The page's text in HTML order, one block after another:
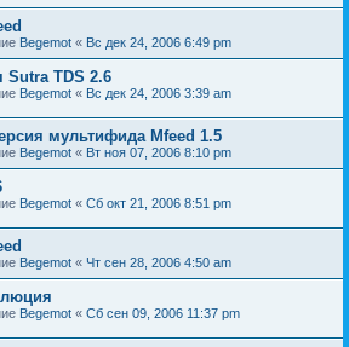
Begemot « Вс дек 24, 2006 6:49 pm
Sutra TDS 2.6
Begemot « Вс дек 24, 2006 3:39 am
мультифида Mfeed 1.5
Begemot « Вт ноя 07, 2006 8:10 pm
Begemot « Сб окт 21, 2006 8:51 pm
Begemot « Чт сен 28, 2006 4:50 am
Begemot « Сб сен 09, 2006 11:37 pm